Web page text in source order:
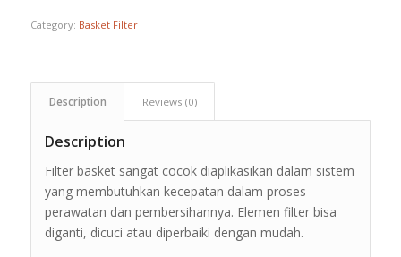
Category: Basket Filter
Description Reviews (0)
Description
Filter basket sangat cocok diaplikasikan dalam sistem
yang membutuhkan kecepatan dalam proses
perawatan dan pembersihannya. Elemen filter bisa
diganti, dicuci atau diperbaiki dengan mudah.